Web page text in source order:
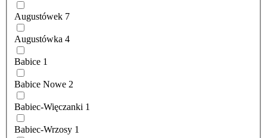
Augustówek 7
Augustówka 4
Babice 1
Babice Nowe 2
Babiec-Więczanki 1
Babiec-Wrzosy 1